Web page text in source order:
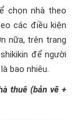
chọn nhà theo
các điều kiện
nữa, trên trang
để người
bao nhiêu.
thuê (bản vẽ +